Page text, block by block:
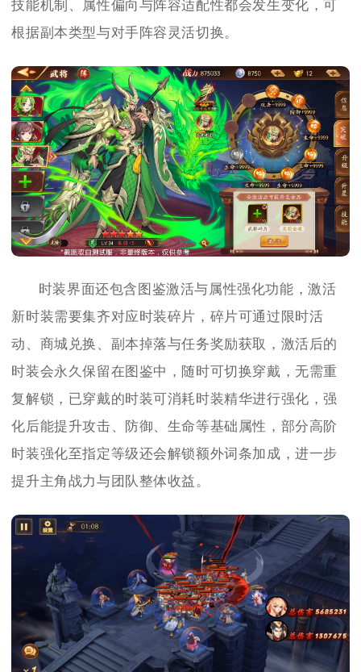
技能机制、属性偏向与阵容适配性都会发生变化，可
根据副本类型与对手阵容灵活切换。
时装界面还包含图鉴激活与属性强化功能，激活
新时装需要集齐对应时装碎片，碎片可通过限时活
动、商城兑换、副本掉落与任务奖励获取，激活后的
时装会永久保留在图鉴中，随时可切换穿戴，无需重
复解锁，已穿戴的时装可消耗时装精华进行强化，强
化后能提升攻击、防御、生命等基础属性，部分高阶
时装强化至指定等级还会解锁额外词条加成，进一步
提升主角战力与团队整体收益。